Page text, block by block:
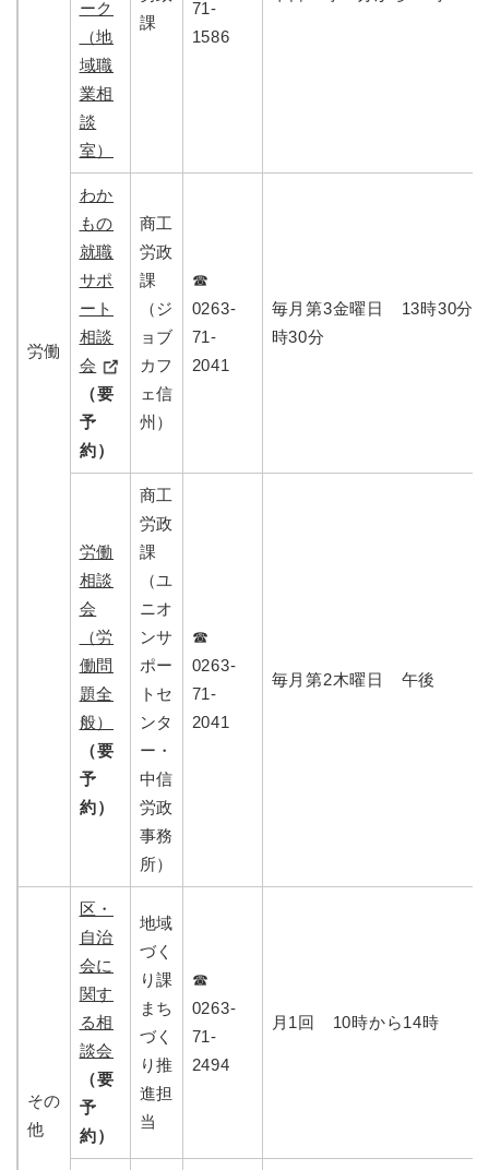
労働
ーク
（地
域職
業相
談
室）
課
71-
1586
わか
もの
就職
サポ
ート
相談
会
（要
予
約）
商工
労政
課
（ジ
ョブ
カフ
ェ信
州）
☎
0263-
71-
2041
毎月第3金曜日 13時30分
時30分
労働
相談
会
（労
働問
題全
般）
（要
予
約）
商工
労政
課
（ユ
ニオ
ンサ
ポー
トセ
ンタ
ー・
中信
労政
事務
所）
☎
0263-
71-
2041
毎月第2木曜日 午後
その
他
区・
自治
会に
関す
る相
談会
（要
予
約）
地域
づく
り課
まち
づく
り推
進担
当
☎
0263-
71-
2494
月1回 10時から14時